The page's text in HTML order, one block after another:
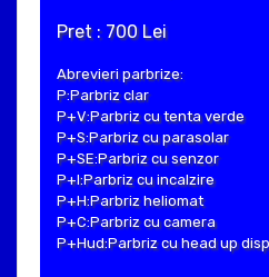
Pret : 700 Lei
Abrevieri parbrize:
P:Parbriz clar
P+V:Parbriz cu tenta verde
P+S:Parbriz cu parasolar
P+SE:Parbriz cu senzor
P+I:Parbriz cu incalzire
P+H:Parbriz heliomat
P+C:Parbriz cu camera
P+Hud:Parbriz cu head up